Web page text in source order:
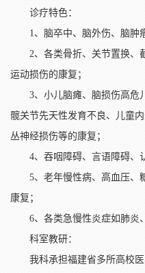
诊疗特色：
1、脑卒中、脑外伤、脑肿
2、各类骨折、关节置换、
运动损伤的康复；
3、小儿脑瘫、脑损伤高危
髋关节先天性发育不良、儿童
丛神经损伤等的康复；
4、吞咽障碍、言语障碍、
5、老年慢性病、高血压、
康复；
6、各类急慢性炎症如肺炎
科室教研：
我科承担福建省多所高校